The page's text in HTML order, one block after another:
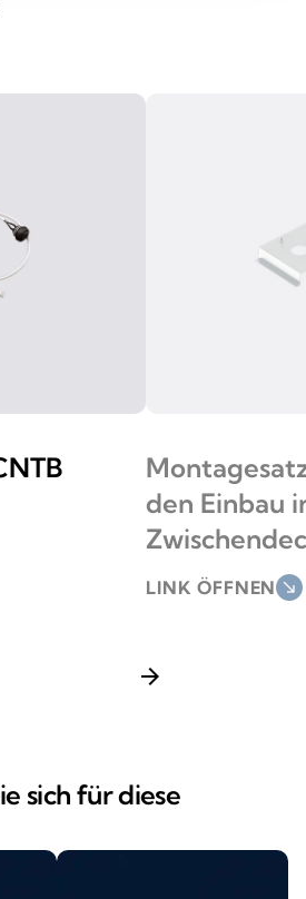
den Einbau
LINK ÖFFNEN south_east
arrow_forward
sich für diese